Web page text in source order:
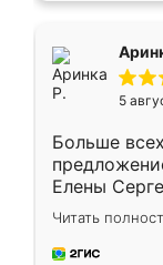
5
Больше
Елены
короткие
для замера
предложил
Читать